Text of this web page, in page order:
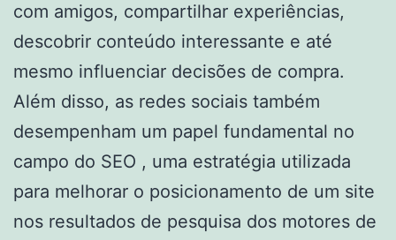
com amigos, compartilhar experiências,
descobrir conteúdo interessante e até
mesmo influenciar decisões de compra.
Além disso, as redes sociais também
desempenham um papel fundamental no
campo do SEO , uma estratégia utilizada
para melhorar o posicionamento de um site
nos resultados de pesquisa dos motores de